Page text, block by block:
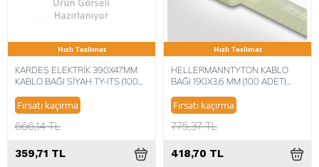
Hızlı Teslimat
KARDEŞ ELEKTRİK 390X47MM
KABLO BAĞI SİYAH TY-ITS (100
Fırsatı kaçırma
666,14 TL
359,71 TL
Hızlı Teslimat
HELLERMANNTYTON KABLO
BAĞI 190X3,6 MM (100 ADET)
Fırsatı kaçırma
775,37 TL
418,70 TL